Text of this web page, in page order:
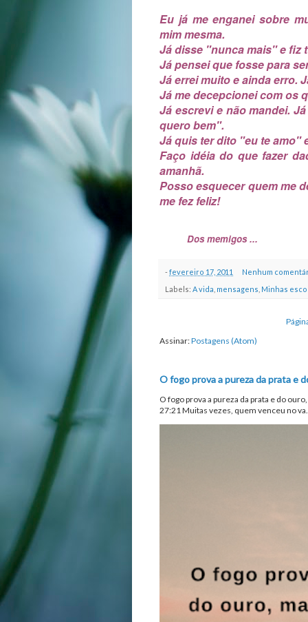
Eu já me enganei sobre
mim mesma.
Já disse "nunca mais" e fiz
Já pensei que fosse para
Já errei muito e ainda erro.
Já me decepcionei com os
Já escrevi e não mandei.
quero bem".
Já quis ter dito "eu te amo"
Faço idéia do que fazer
amanhã.
Posso esquecer quem me
me fez feliz!
Dos memigos ...
-fevereiro 17, 2011
Nenhum
Labels: A vida mensagens Minhas
Assinar:Postagens (Atom)
O fogo prova a pureza da prata e
O fogo prova a pureza da prata e do
27:21 Muitas vezes, quem venceu no